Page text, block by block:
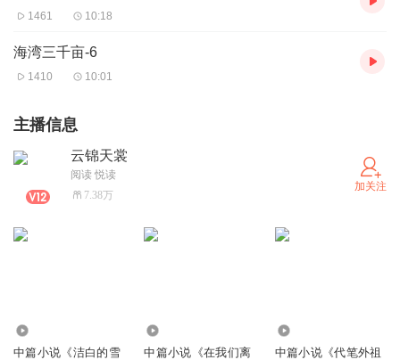
1461 10:18
海湾三千亩-6
1410 10:01
主播信息
云锦天裳
阅读 悦读
7.38万
加关注
中篇小说《洁白的雪
中篇小说《在我们离
中篇小说《代笔外祖